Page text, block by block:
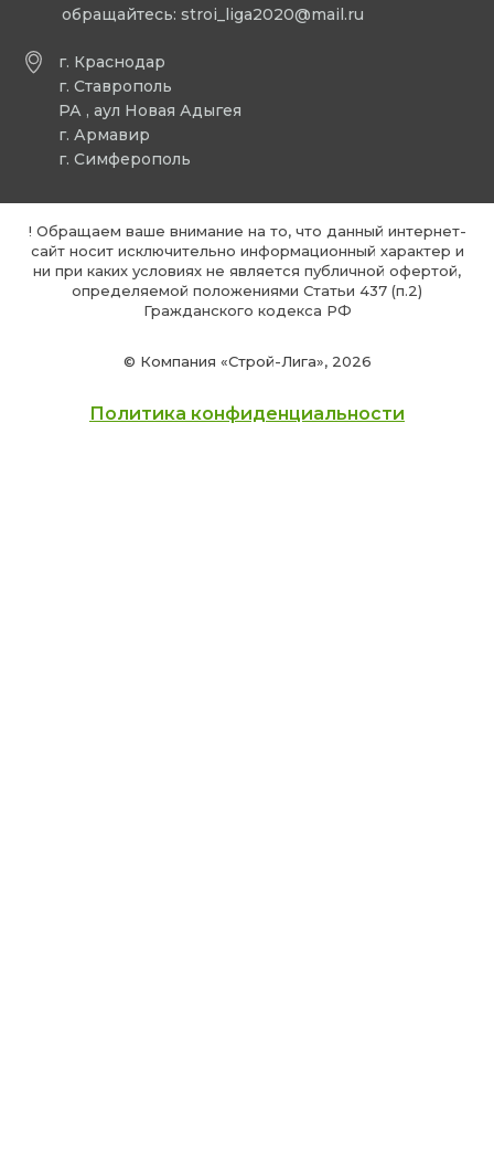
г. Краснодар
г. Ставрополь
РА , аул Новая Адыгея
г. Армавир
г. Симферополь
обращайтесь: stroi_liga2020@mail.ru
© Компания «Строй-Лига», 2026
! Обращаем ваше внимание на то, что данный интернет-
сайт носит исключительно информационный характер и
ни при каких условиях не является публичной офертой,
определяемой положениями Статьи 437 (п.2)
Гражданского кодекса РФ
Политика конфиденциальности